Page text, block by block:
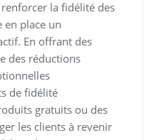
la fidélité des
en place un
En offrant des
des réductions
de fidélité
gratuits ou des
les clients à revenir